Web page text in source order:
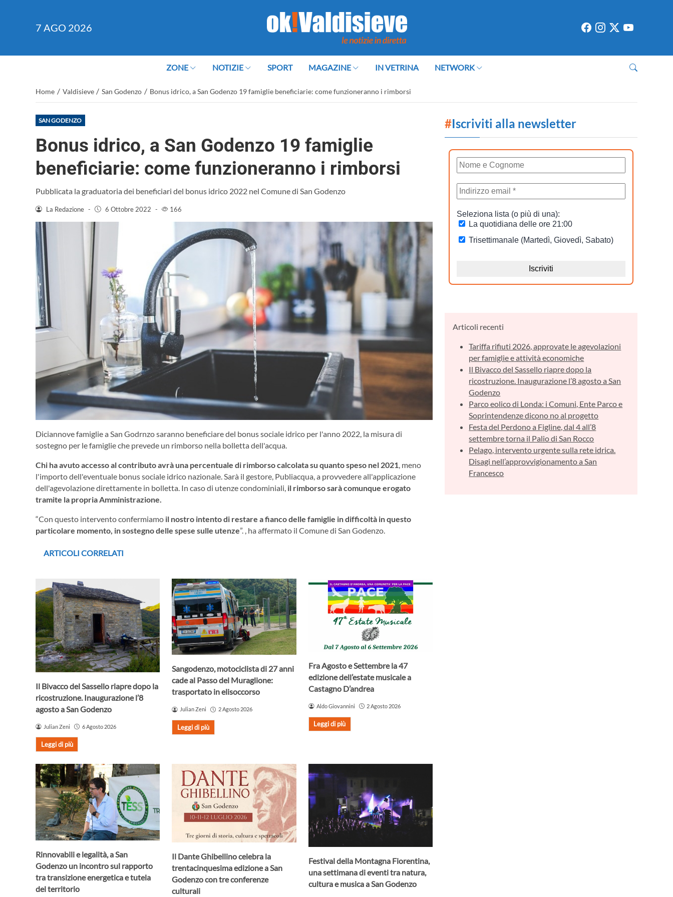
7 AGO 2026
ZONE NOTIZIE SPORT MAGAZINE IN VETRINA NETWORK
Home / Valdisieve / San Godenzo / Bonus idrico, a San Godenzo 19 famiglie beneficiarie: come funzioneranno i rimborsi
SAN GODENZO
Bonus idrico, a San Godenzo 19 famiglie
beneficiarie: come funzioneranno i rimborsi
Pubblicata la graduatoria dei beneficiari del bonus idrico 2022 nel Comune di San Godenzo
La Redazione - 6 Ottobre 2022 - 166
Diciannove famiglie a San Godrnzo saranno beneficiare del bonus sociale idrico per l'anno 2022, la misura di
sostegno per le famiglie che prevede un rimborso nella bolletta dell'acqua.
Chi ha avuto accesso al contributo avrà una percentuale di rimborso calcolata su quanto speso nel 2021, meno
l'importo dell'eventuale bonus sociale idrico nazionale. Sarà il gestore, Publiacqua, a provvedere all'applicazione
dell'agevolazione direttamente in bolletta. In caso di utenze condominiali, il rimborso sarà comunque erogato
tramite la propria Amministrazione.
“Con questo intervento confermiamo il nostro intento di restare a fianco delle famiglie in difficoltà in questo
particolare momento, in sostegno delle spese sulle utenze”. , ha affermato il Comune di San Godenzo.
ARTICOLI CORRELATI
Il Bivacco del Sassello riapre dopo la
ricostruzione. Inaugurazione l’8
agosto a San Godenzo
Julian Zeni 6 Agosto 2026
Leggi di più
Sangodenzo, motociclista di 27 anni
cade al Passo del Muraglione:
trasportato in elisoccorso
Julian Zeni 2 Agosto 2026
Leggi di più
Fra Agosto e Settembre la 47
edizione dell’estate musicale a
Castagno D’andrea
Aldo Giovannini 2 Agosto 2026
Leggi di più
Rinnovabili e legalità, a San
Godenzo un incontro sul rapporto
tra transizione energetica e tutela
del territorio
Il Dante Ghibellino celebra la
trentacinquesima edizione a San
Godenzo con tre conferenze
culturali
Festival della Montagna Fiorentina,
una settimana di eventi tra natura,
cultura e musica a San Godenzo
#Iscriviti alla newsletter
Articoli recenti
Tariffa rifiuti 2026, approvate le agevolazioni
per famiglie e attività economiche
Il Bivacco del Sassello riapre dopo la
ricostruzione. Inaugurazione l’8 agosto a San
Godenzo
Parco eolico di Londa: i Comuni, Ente Parco e
Soprintendenze dicono no al progetto
Festa del Perdono a Figline, dal 4 all’8
settembre torna il Palio di San Rocco
Pelago, intervento urgente sulla rete idrica.
Disagi nell’approvvigionamento a San
Francesco